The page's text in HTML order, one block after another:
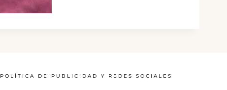
POLÍTICA DE PUBLICIDAD Y REDES SOCIALES